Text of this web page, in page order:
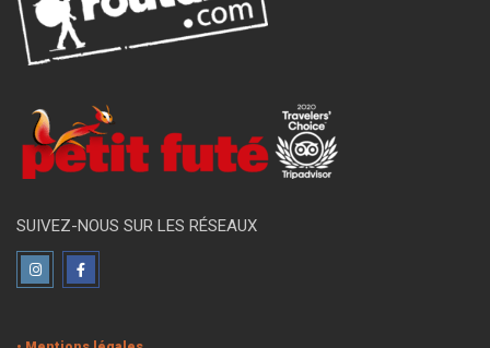
SUIVEZ-NOUS SUR LES RÉSEAUX